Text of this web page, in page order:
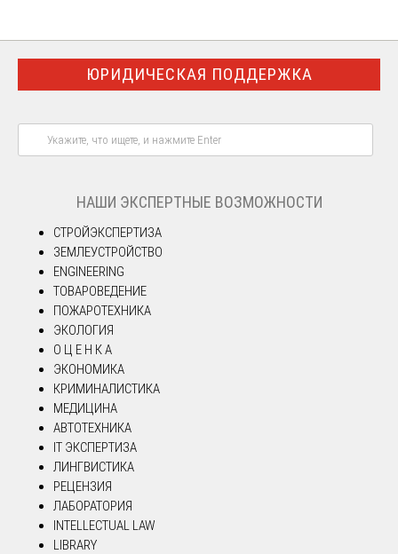
ЮРИДИЧЕСКАЯ ПОДДЕРЖКА
НАШИ ЭКСПЕРТНЫЕ ВОЗМОЖНОСТИ
СТРОЙЭКСПЕРТИЗА
ЗЕМЛЕУСТРОЙСТВО
ENGINEERING
ТОВАРОВЕДЕНИЕ
ПОЖАРОТЕХНИКА
ЭКОЛОГИЯ
О Ц Е Н К А
ЭКОНОМИКА
КРИМИНАЛИСТИКА
МЕДИЦИНА
АВТОТЕХНИКА
IT ЭКСПЕРТИЗА
ЛИНГВИСТИКА
РЕЦЕНЗИЯ
ЛАБОРАТОРИЯ
INTELLECTUAL LAW
LIBRARY